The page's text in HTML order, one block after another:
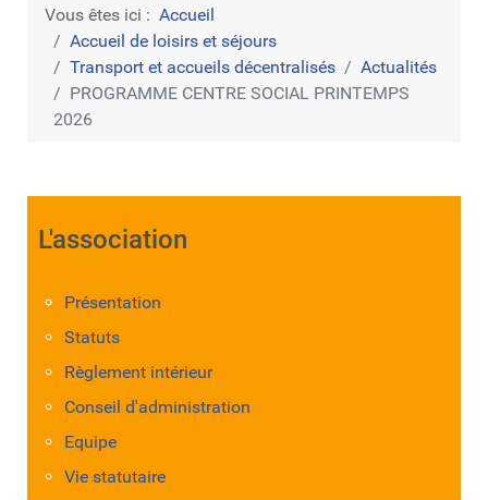
Vous êtes ici : Accueil
Accueil de loisirs et séjours
Transport et accueils décentralisés
Actualités
PROGRAMME CENTRE SOCIAL PRINTEMPS
2026
L'association
Présentation
Statuts
Règlement intérieur
Conseil d'administration
Equipe
Vie statutaire